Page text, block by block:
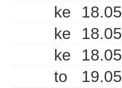
ke
18.05
ke
18.05
ke
18.05
to
19.05